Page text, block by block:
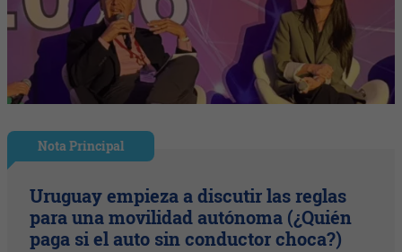
Nota Principal
Uruguay empieza a discutir las reglas
para una movilidad autónoma (¿Quién
paga si el auto sin conductor choca?)